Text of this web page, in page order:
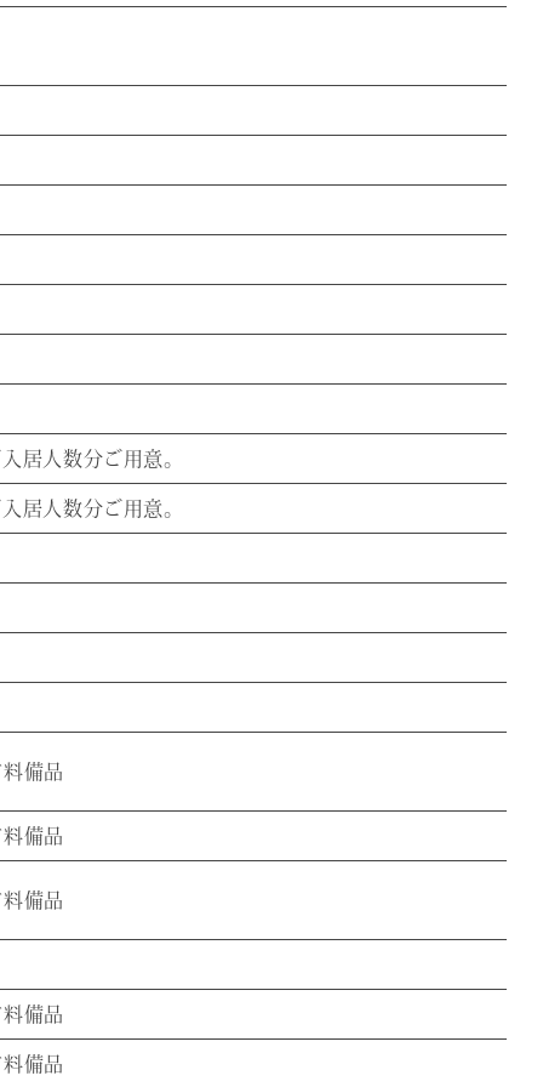
居人数分ご用意。
居人数分ご用意。
備品
備品
備品
備品
備品